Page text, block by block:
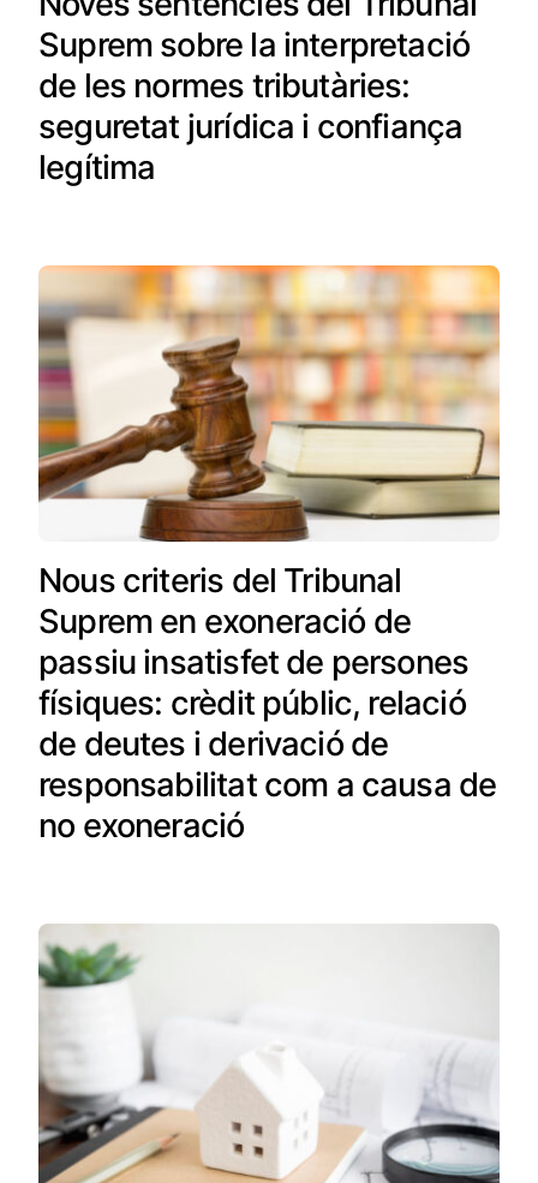
Suprem sobre la interpretació
de les normes tributàries:
seguretat jurídica i confiança
legítima
Nous criteris del Tribunal
Suprem en exoneració de
passiu insatisfet de persones
físiques: crèdit públic, relació
de deutes i derivació de
responsabilitat com a causa de
no exoneració